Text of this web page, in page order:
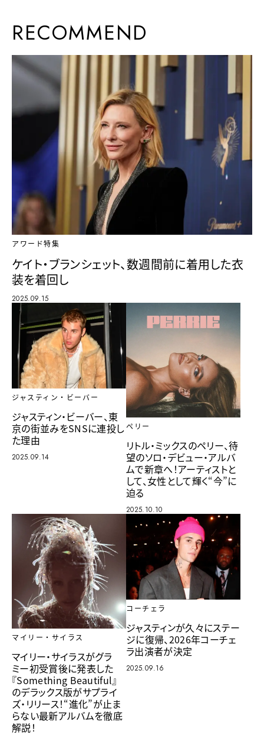
RECOMMEND
アワード特集
ケイト・ブランシェット、数週間前に着用した衣
装を着回し
2025.09.15
ジャスティン・ビーバー
ジャスティン・ビーバー、東
京の街並みをSNSに連投し
た理由
2025.09.14
ペリー
リトル・ミックスのペリー、待
望のソロ・デビュー・アルバ
ムで新章へ！アーティストと
して、女性として輝く“今”に
迫る
2025.10.10
マイリー・サイラス
マイリー・サイラスがグラ
ミー初受賞後に発表した
『Something Beautiful』
のデラックス版がサプライ
ズ・リリース！“進化”が止ま
らない最新アルバムを徹底
解説！
コーチェラ
ジャスティンが久々にステー
ジに復帰、2026年コーチェ
ラ出演者が決定
2025.09.16